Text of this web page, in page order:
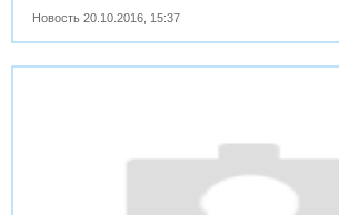
Новость20.10.2016 15:37